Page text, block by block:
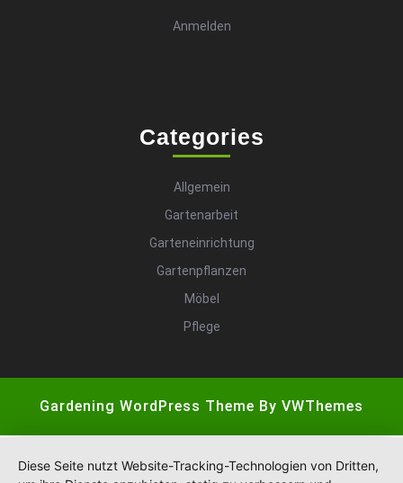
Anmelden
Categories
Allgemein
Gartenarbeit
Garteneinrichtung
Gartenpflanzen
Möbel
Pflege
Gardening WordPress Theme By VWThemes
Diese Seite nutzt Website-Tracking-Technologien von Dritten,